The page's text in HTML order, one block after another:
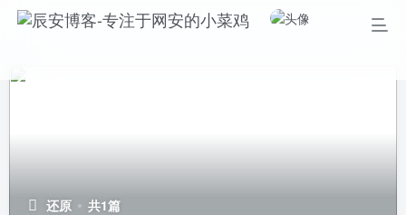
还原 共1篇